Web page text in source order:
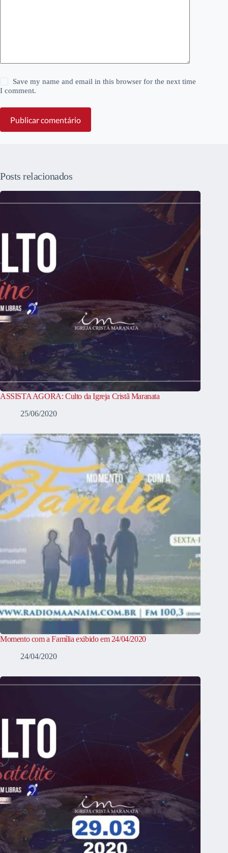
Save my name and email in this browser for the next time
I comment.
Publicar comentário
Posts relacionados
ASSISTA AGORA: Culto da Igreja Cristã Maranata
25/06/2020
Momento com a Família exibido em 24/04/2020
24/04/2020